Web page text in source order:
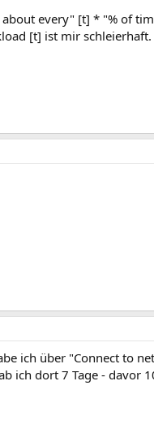
every" [t] * "% of
[t] ist mir schleierhaft.
ich über "Connect to
ich dort 7 Tage - davor